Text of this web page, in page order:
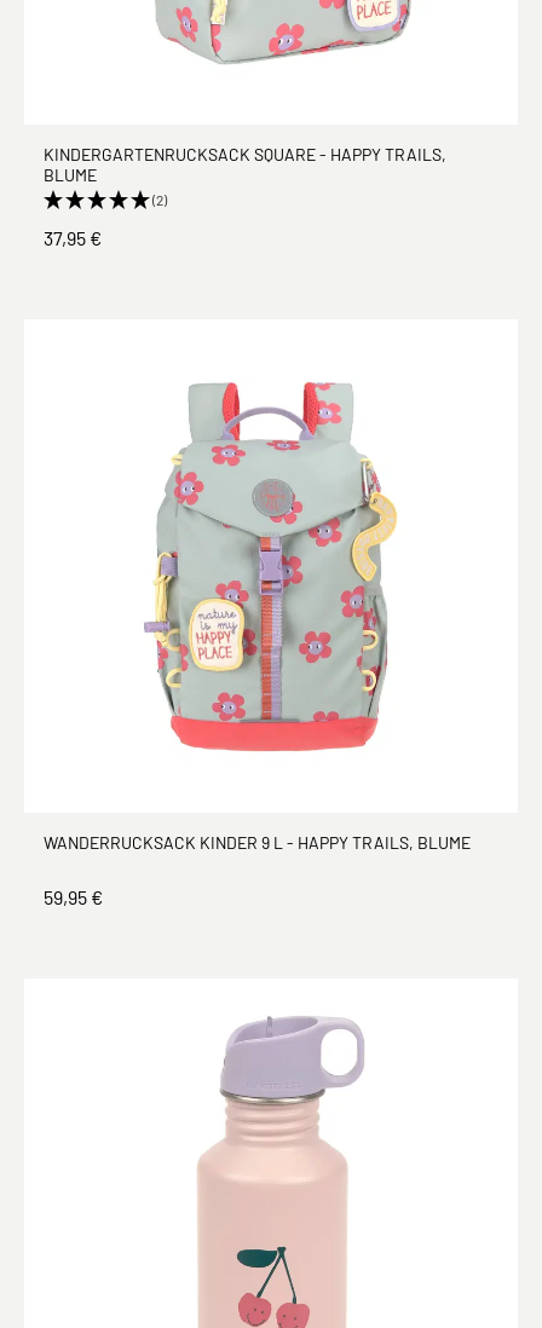
KINDERGARTENRUCKSACK SQUARE - HAPPY TRAILS,
BLUME
(2)
37,95 €
WANDERRUCKSACK KINDER 9 L - HAPPY TRAILS, BLUME
59,95 €